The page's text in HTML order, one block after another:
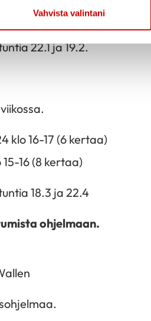
Vahvista valintani
15-16 (7 kertaa)
22.1 ja 19.2.
klo 16-17 (6 kertaa)
16 (8 kertaa)
18.3 ja 22.4
ohjelmaan.